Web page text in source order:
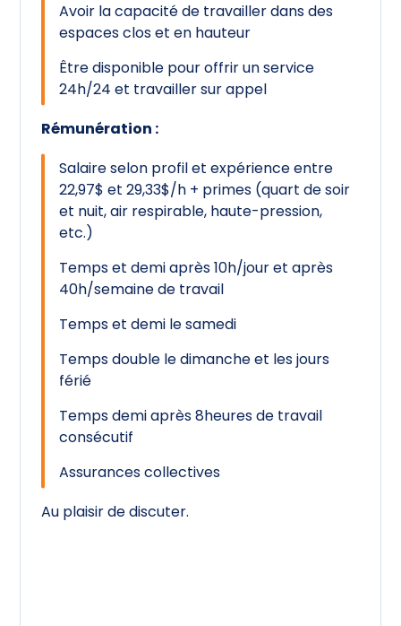
Avoir la capacité de travailler dans des
espaces clos et en hauteur
Être disponible pour offrir un service
24h/24 et travailler sur appel
Rémunération :
Salaire selon profil et expérience entre
22,97$ et 29,33$/h + primes (quart de soir
et nuit, air respirable, haute-pression,
etc.)
Temps et demi après 10h/jour et après
40h/semaine de travail
Temps et demi le samedi
Temps double le dimanche et les jours
férié
Temps demi après 8heures de travail
consécutif
Assurances collectives
Au plaisir de discuter.